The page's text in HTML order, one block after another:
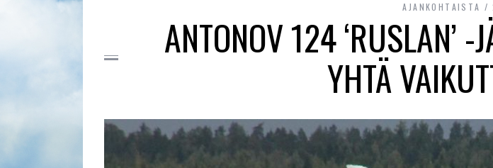
AJANKOHTAISTA
ANTONOV 124 ‘RUSLAN’ -
YHTÄ